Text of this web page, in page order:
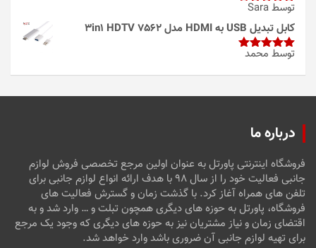
امتیاز4
از 5
توسط Sara
کابل تبدیل USB به HDMI مدل 3in1 HDTV 7562
امتیاز5از
توسط محمد
درباره ما
فروشگاه اینترنتی پاورتل به عنوان اولین مرجع تخصصی فروش لوازم
جانبی فعالیت خود را از سال ۹۸ با هدف ارائه انواع لوازم جانبی برای
تلفن های همراه آغاز کرد. با گذشت زمان و گسترش فعالیت های
فروشگاه، پاورتل به حوزه های دیگری همچون تبلت و … وارد شد و به
اقتضای زمان و نیاز مشتریان نیز به حوزه های دیگری که وجود یک مرجع
برای تهیه لوازم جانبی آن ضروری باشد وارد خواهد شد.